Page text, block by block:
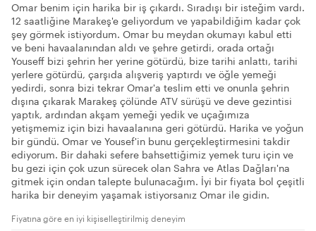
Omar benim için harika bir iş çıkardı. Sıradışı bir isteğim vardı.
12 saatliğine Marakeş'e geliyordum ve yapabildiğim kadar çok
şey görmek istiyordum. Omar bu meydan okumayı kabul etti
ve beni havaalanından aldı ve şehre getirdi, orada ortağı
Youseff bizi şehrin her yerine götürdü, bize tarihi anlattı, tarihi
yerlere götürdü, çarşıda alışveriş yaptırdı ve öğle yemeği
yedirdi, sonra bizi tekrar Omar'a teslim etti ve onunla şehrin
dışına çıkarak Marakeş çölünde ATV sürüşü ve deve gezintisi
yaptık, ardından akşam yemeği yedik ve uçağımıza
yetişmemiz için bizi havaalanına geri götürdü. Harika ve yoğun
bir gündü. Omar ve Yousef'in bunu gerçekleştirmesini takdir
ediyorum. Bir dahaki sefere bahsettiğimiz yemek turu için ve
bu gezi için çok uzun sürecek olan Sahra ve Atlas Dağları'na
gitmek için ondan talepte bulunacağım. İyi bir fiyata bol çeşitli
harika bir deneyim yaşamak istiyorsanız Omar ile gidin.
Fiyatına göre en iyi kişiselleştirilmiş deneyim